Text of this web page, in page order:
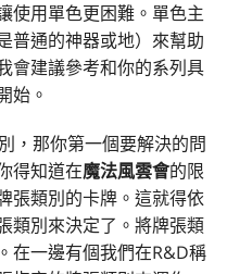
使用單色更困難。單色主
普通的神器或地）來幫助
會建議參考和你的系列具
始。
，那你第一個要解決的問
得知道在魔法風雲會的限
張類別的卡牌。這就得依
類別來決定了。將牌張類
在一邊有個我們在R&D稱